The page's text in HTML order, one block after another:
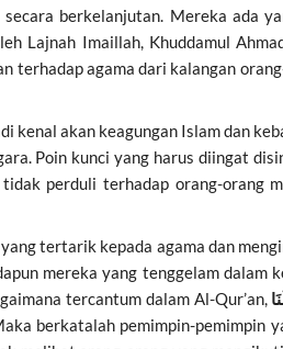
berkelanjutan. Mereka ada
Lajnah Imaillah, Khuddamul
agama dari kalangan
kenal akan keagungan Islam dan
Poin kunci yang harus diingat
perduli terhadap orang-orang
tertarik kepada agama dan
mereka yang tenggelam dalam
tercantum dalam Al-Qur’an,
berkatalah pemimpin-pemimpin